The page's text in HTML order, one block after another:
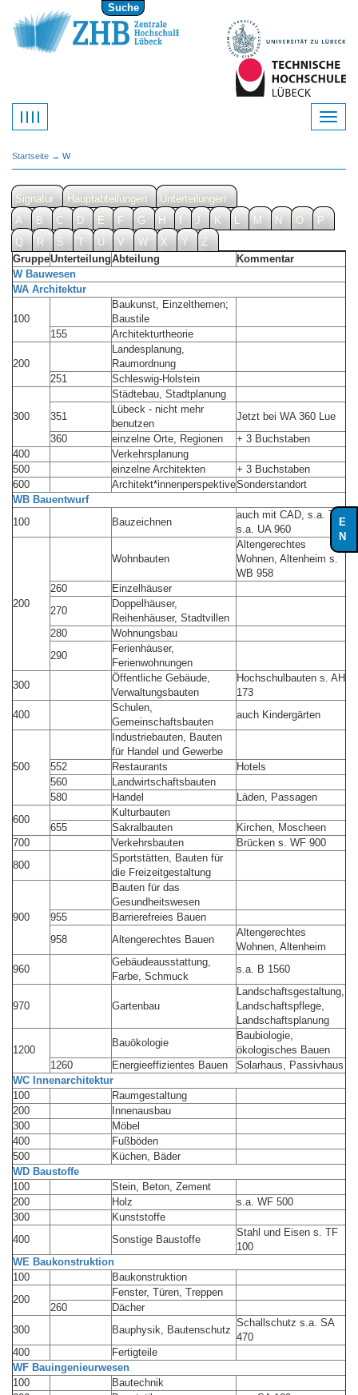
Suche
E
N
Startseite → W
Signatur Hauptabteilungen
Unterteilungen
A
B C D E F G H J K L M N O
P
Q
R S T U V W X Y
Z
GruppeUnterteilungAbteilung
Kommentar
W Bauwesen
WA Architektur
100
Baukunst, Einzelthemen;
Baustile
155
Architekturtheorie
200
Landesplanung,
Raumordnung
251
Schleswig-Holstein
300
Städtebau, Stadtplanung
351
Lübeck - nicht mehr
benutzen
Jetzt bei WA 360 Lue
360
einzelne Orte, Regionen
+ 3 Buchstaben
400
Verkehrsplanung
500
einzelne Architekten
+ 3 Buchstaben
600
Architekt*innenperspektiveSonderstandort
WB Bauentwurf
100
Bauzeichnen
auch mit CAD, s.a. TB,
s.a. UA 960
200
Wohnbauten
Altengerechtes
Wohnen, Altenheim s.
WB 958
260
Einzelhäuser
270
Doppelhäuser,
Reihenhäuser, Stadtvillen
280
Wohnungsbau
290
Ferienhäuser,
Ferienwohnungen
300
Öffentliche Gebäude,
Verwaltungsbauten
Hochschulbauten s. AH
173
400
Schulen,
Gemeinschaftsbauten
auch Kindergärten
500
Industriebauten, Bauten
für Handel und Gewerbe
552
Restaurants
Hotels
560
Landwirtschaftsbauten
580
Handel
Läden, Passagen
600
Kulturbauten
655
Sakralbauten
Kirchen, Moscheen
700
Verkehrsbauten
Brücken s. WF 900
800
Sportstätten, Bauten für
die Freizeitgestaltung
900
Bauten für das
Gesundheitswesen
955
Barrierefreies Bauen
958
Altengerechtes Bauen
Altengerechtes
Wohnen, Altenheim
960
Gebäudeausstattung,
Farbe, Schmuck
s.a. B 1560
970 Gartenbau
Landschaftsgestaltung,
Landschaftspflege,
Landschaftsplanung
1200
Bauökologie
Baubiologie,
ökologisches Bauen
1260
Energieeffizientes Bauen
Solarhaus, Passivhaus
WC Innenarchitektur
100
Raumgestaltung
200
Innenausbau
300
Möbel
400
Fußböden
500
Küchen, Bäder
WD Baustoffe
100
Stein, Beton, Zement
200
Holz
s.a. WF 500
300
Kunststoffe
400
Sonstige Baustoffe
Stahl und Eisen s. TF
100
WE Baukonstruktion
100
Baukonstruktion
200
Fenster, Türen, Treppen
260
Dächer
300
Bauphysik, Bautenschutz
Schallschutz s.a. SA
470
400
Fertigteile
WF Bauingenieurwesen
100
Bautechnik